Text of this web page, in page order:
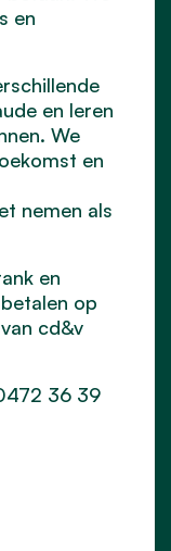
en
en leren
We
en
nemen als
en
op
cd&v
36 39